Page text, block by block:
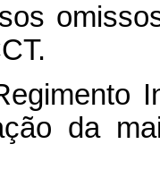
da